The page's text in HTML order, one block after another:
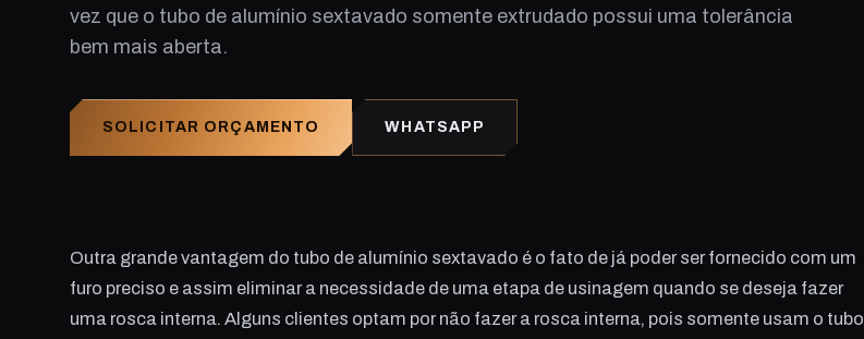
vez que o tubo de alumínio sextavado somente extrudado possui uma tolerância
bem mais aberta.
SOLICITAR ORÇAMENTO WHATSAPP
Outra grande vantagem do tubo de alumínio sextavado é o fato de já poder ser fornecido com um
furo preciso e assim eliminar a necessidade de uma etapa de usinagem quando se deseja fazer
uma rosca interna. Alguns clientes optam por não fazer a rosca interna, pois somente usam o tubo